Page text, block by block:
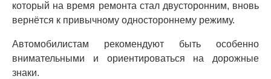
который на время ремонта стал двусторонним, вновь
вернётся к привычному одностороннему режиму.
Автомобилистам рекомендуют быть особенно
внимательными и ориентироваться на дорожные
знаки.